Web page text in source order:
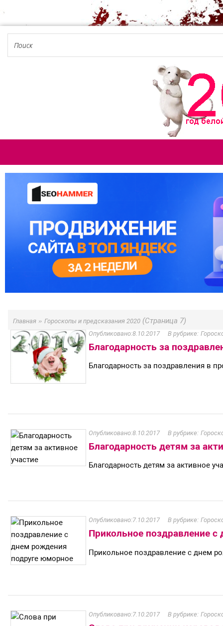
Главная » Гороскопы и предсказания 2020 (Страница 7)
8.10.2017
Благодарность за
Благодарность за поздравления в
8.10.2017
Благодарность детям за
Благодарность детям за активное
7.10.2017
Прикольное поздравление
Прикольное поздравление с днем
7.10.2017